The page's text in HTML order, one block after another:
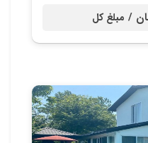
مبلغ کل